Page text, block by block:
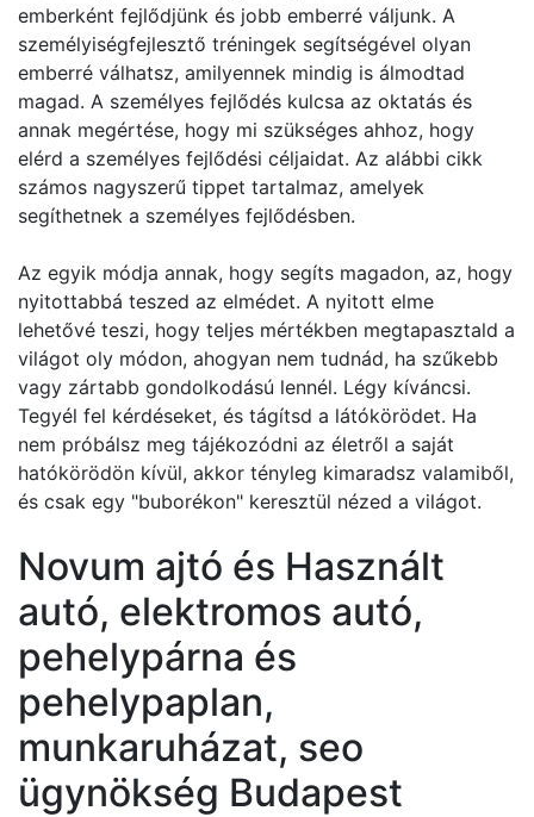
emberként fejlődjünk és jobb emberré váljunk. A
személyiségfejlesztő tréningek segítségével olyan
emberré válhatsz, amilyennek mindig is álmodtad
magad. A személyes fejlődés kulcsa az oktatás és
annak megértése, hogy mi szükséges ahhoz, hogy
elérd a személyes fejlődési céljaidat. Az alábbi cikk
számos nagyszerű tippet tartalmaz, amelyek
segíthetnek a személyes fejlődésben.
Az egyik módja annak, hogy segíts magadon, az, hogy
nyitottabbá teszed az elmédet. A nyitott elme
lehetővé teszi, hogy teljes mértékben megtapasztald a
világot oly módon, ahogyan nem tudnád, ha szűkebb
vagy zártabb gondolkodású lennél. Légy kíváncsi.
Tegyél fel kérdéseket, és tágítsd a látókörödet. Ha
nem próbálsz meg tájékozódni az életről a saját
hatókörödön kívül, akkor tényleg kimaradsz valamiből,
és csak egy "buborékon" keresztül nézed a világot.
Novum ajtó és Használt
autó, elektromos autó,
pehelypárna és
pehelypaplan,
munkaruházat, seo
ügynökség Budapest